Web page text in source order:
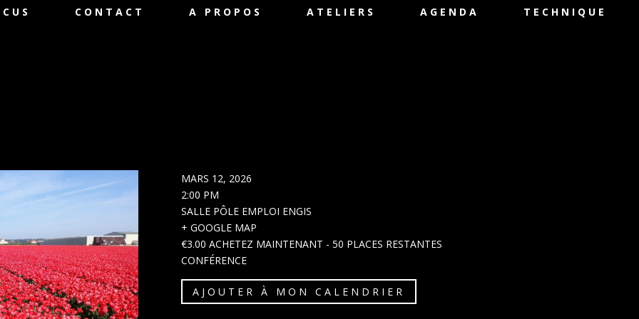
CONTACT A PROPOS ATELIERS AGENDA TECHNIQUE
MARS 12, 2026
2:00 PM
SALLE PÔLE EMPLOI ENGIS
+ GOOGLE MAP
€3.00 ACHETEZ MAINTENANT - 50 PLACES RESTANTES
CONFÉRENCE
AJOUTER À MON CALENDRIER